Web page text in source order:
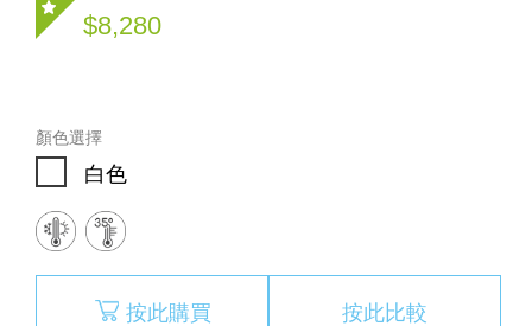
$8,280
顏色選擇
白色
按此購買 按此比較